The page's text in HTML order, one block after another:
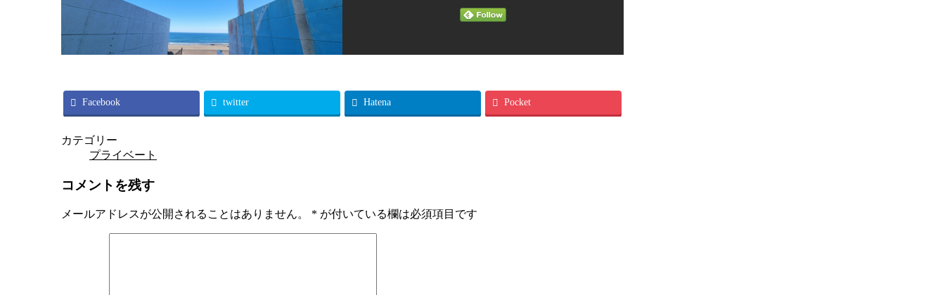
Facebook twitter Hatena Pocket
カテゴリー
プライベート
コメントを残す
メールアドレスが公開されることはありません。 * が付いている欄は必須項目です